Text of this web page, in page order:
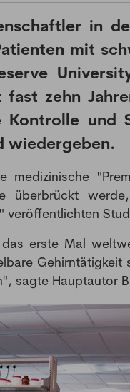
in
mit
zehn
und
wiedergeben.
medizinische
überbrückt
veröffentlichten
erste Mal
sagte Hauptautor